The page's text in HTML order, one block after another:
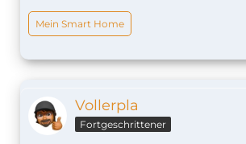
Mein Smart Home
Vollerpla
Fortgeschrittener